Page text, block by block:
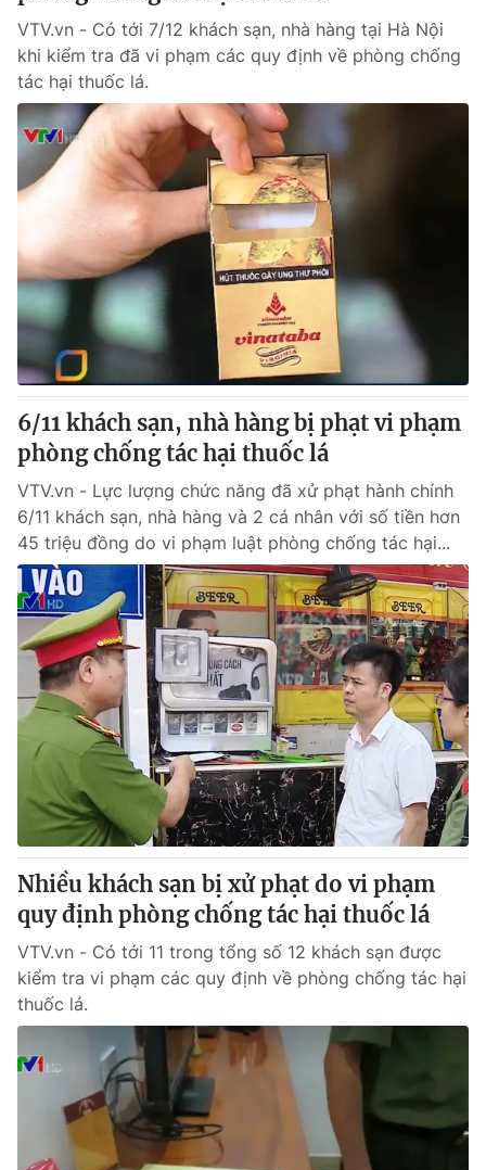
VTV.vn - Có tới 7/12 khách sạn, nhà hàng tại Hà Nội
khi kiểm tra đã vi phạm các quy định về phòng chống
tác hại thuốc lá.
6/11 khách sạn, nhà hàng bị phạt vi phạm
phòng chống tác hại thuốc lá
VTV.vn - Lực lượng chức năng đã xử phạt hành chính
6/11 khách sạn, nhà hàng và 2 cá nhân với số tiền hơn
45 triệu đồng do vi phạm luật phòng chống tác hại...
Nhiều khách sạn bị xử phạt do vi phạm
quy định phòng chống tác hại thuốc lá
VTV.vn - Có tới 11 trong tổng số 12 khách sạn được
kiểm tra vi phạm các quy định về phòng chống tác hại
thuốc lá.